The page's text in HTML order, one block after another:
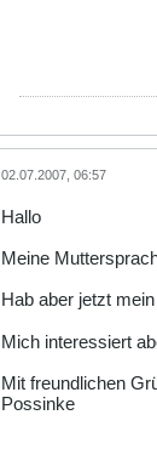
02.07.2007, 06:57
Hallo
Meine
Hab aber jetzt
Mich interessiert
Mit freundlichen
Possinke